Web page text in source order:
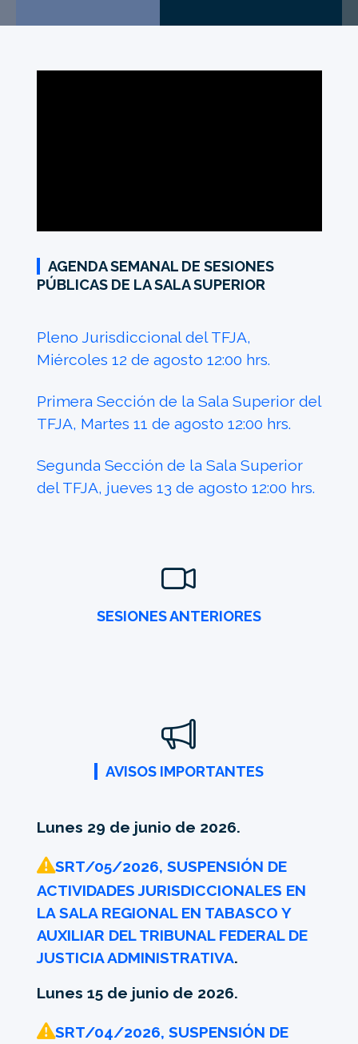
AGENDA SEMANAL DE SESIONES
PÚBLICAS DE LA SALA SUPERIOR
Pleno Jurisdiccional del TFJA,
Miércoles 12 de agosto 12:00 hrs.
Primera Sección de la Sala Superior del
TFJA, Martes 11 de agosto 12:00 hrs.
Segunda Sección de la Sala Superior
del TFJA, jueves 13 de agosto 12:00 hrs.
SESIONES ANTERIORES
AVISOS IMPORTANTES
Lunes 29 de junio de 2026.
SRT/05/2026, SUSPENSIÓN DE
ACTIVIDADES JURISDICCIONALES EN
LA SALA REGIONAL EN TABASCO Y
AUXILIAR DEL TRIBUNAL FEDERAL DE
JUSTICIA ADMINISTRATIVA.
Lunes 15 de junio de 2026.
SRT/04/2026, SUSPENSIÓN DE